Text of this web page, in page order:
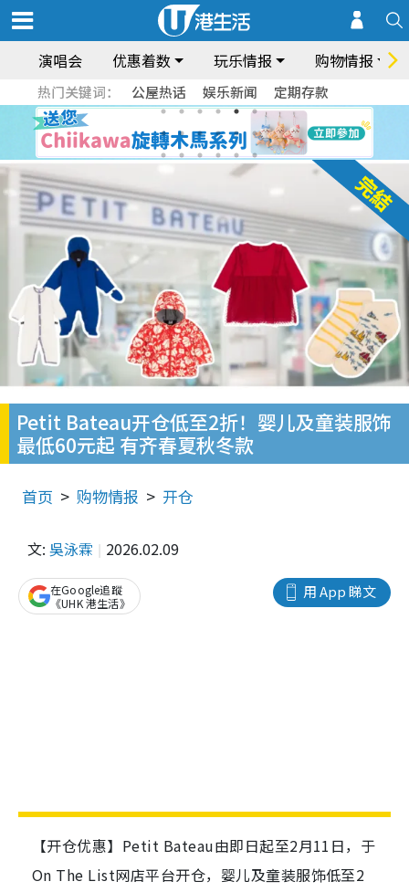
演唱会 优惠着数 玩乐情报 购物情报
热门关键词： 公屋热话 娱乐新闻 定期存款
Petit Bateau开仓低至2折！婴儿及童装服饰
最低60元起 有齐春夏秋冬款
首页 购物情报 开仓
文: 吳泳霖 2026.02.09
用 App 睇文
在Google追蹤
《UHK 港生活》
【开仓优惠】Petit Bateau由即日起至2月11日，于
On The List网店平台开仓，婴儿及童装服饰低至2